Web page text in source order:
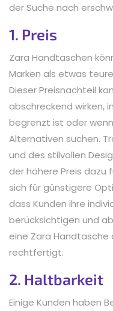
der Suche nach
1. Preis
Zara Handtaschen
Marken als etwas
Dieser Preisnachteil
abschreckend wirken,
begrenzt ist oder
Alternativen suchen.
und des stilvollen
der höhere Preis dazu
sich für günstigere
dass Kunden ihre
berücksichtigen und
eine Zara
rechtfertigt.
2. Haltbarkeit
Einige Kunden haben